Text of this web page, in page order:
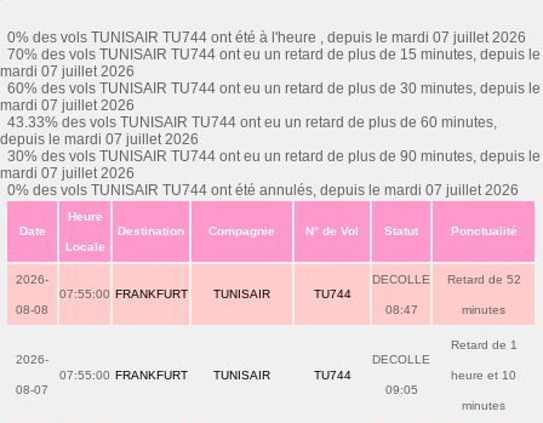
0% des vols TUNISAIR TU744 ont été à l'heure , depuis le mardi 07 juillet 2026
70% des vols TUNISAIR TU744 ont eu un retard de plus de 15 minutes, depuis le
mardi 07 juillet 2026
60% des vols TUNISAIR TU744 ont eu un retard de plus de 30 minutes, depuis le
mardi 07 juillet 2026
43.33% des vols TUNISAIR TU744 ont eu un retard de plus de 60 minutes,
depuis le mardi 07 juillet 2026
30% des vols TUNISAIR TU744 ont eu un retard de plus de 90 minutes, depuis le
mardi 07 juillet 2026
0% des vols TUNISAIR TU744 ont été annulés, depuis le mardi 07 juillet 2026
Date
Heure
Locale
Destination Compagnie N° de Vol Statut Ponctualité
2026-
08-08
07:55:00 FRANKFURT TUNISAIR TU744
DECOLLE
08:47
Retard de 52
minutes
2026-
08-07
07:55:00 FRANKFURT TUNISAIR TU744
DECOLLE
09:05
Retard de 1
heure et 10
minutes